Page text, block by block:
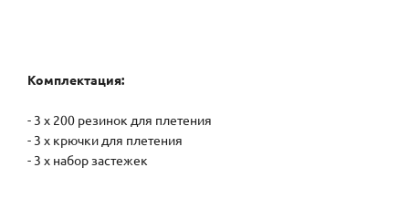
Комплектация:
- 3 х 200 резинок для плетения
- 3 х крючки для плетения
- 3 х набор застежек